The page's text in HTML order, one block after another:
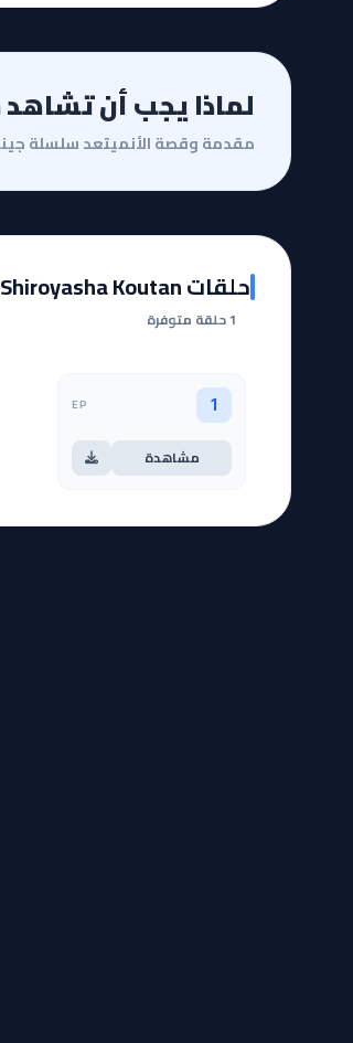
لماذا يجب أن تشاهد Gintama: Shiroyasha Koutan؟
حلقات Gintama: Shiroyasha Koutan مترجمة
1 حلقة متوفرة
1
EP
مشاهدة